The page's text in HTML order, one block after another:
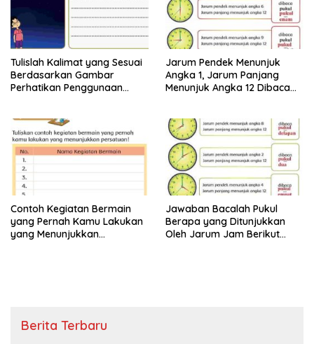
Tulislah Kalimat yang Sesuai
Berdasarkan Gambar
Perhatikan Penggunaan
Halaman 28 29
Jarum Pendek Menunjuk
Angka 1, Jarum Panjang
Menunjuk Angka 12 Dibaca
Contoh Kegiatan Bermain
yang Pernah Kamu Lakukan
yang Menunjukkan
Jawaban Bacalah Pukul
Berapa yang Ditunjukkan
Oleh Jarum Jam Berikut
Berita Terbaru